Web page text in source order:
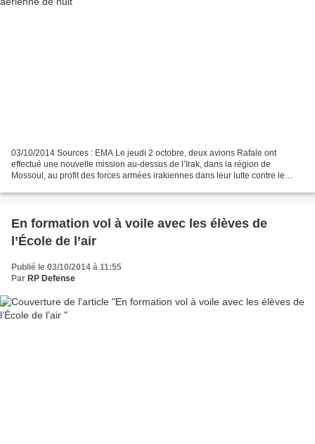
03/10/2014 Sources : EMA Le jeudi 2 octobre, deux avions Rafale ont
effectué une nouvelle mission au-dessus de l’Irak, dans la région de
Mossoul, au profit des forces armées irakiennes dans leur lutte contre le
En formation vol à voile avec les élèves de
l’École de l’air
Publié le 03/10/2014 à 11:55
Par RP Defense